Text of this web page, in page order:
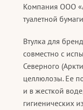
Компания ООО
туалетной
Втулка для
совместно с
Северного
целлюлозы. Ее
и в жесткой
гигиенических